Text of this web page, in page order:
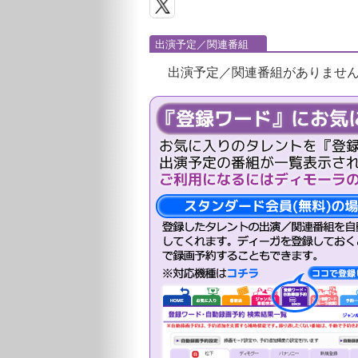
出演予定／関連番組
出演予定／関連番組がありませ